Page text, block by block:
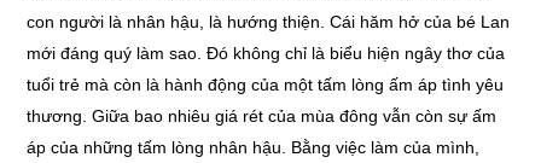
con người là nhân hậu, là hướng thiện. Cái hăm hở của bé Lan
mới đáng quý làm sao. Đó không chỉ là biểu hiện ngây thơ của
tuổi trẻ mà còn là hành động của một tấm lòng ấm áp tình yêu
thương. Giữa bao nhiêu giá rét của mùa đông vẫn còn sự ấm
áp của những tấm lòng nhân hậu. Bằng việc làm của mình,